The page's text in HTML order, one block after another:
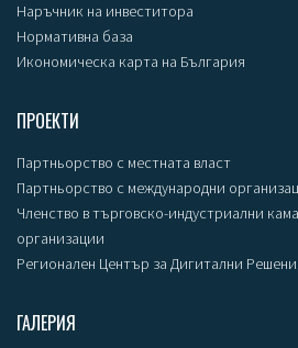
Наръчник на инвеститора
Нормативна база
Икономическа карта на България
ПРОЕКТИ
Партньорство с местната власт
Партньорство с международни
Членство в търговско-индустриални
организации
Регионален Център за Дигитални
ГАЛЕРИЯ